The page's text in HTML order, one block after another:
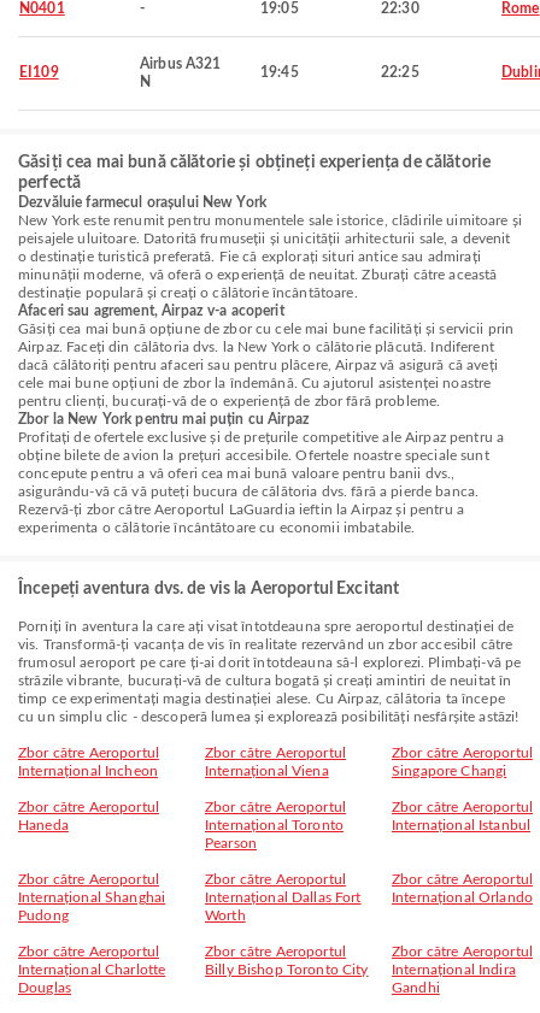
N0401 - 19:05 22:30 Rome
EI109
Airbus A321
N
19:45 22:25
Găsiți cea mai bună călătorie și obțineți experiența de călătorie
perfectă
Dezvăluie farmecul orașului New York
New York este renumit pentru monumentele sale istorice, clădirile uimitoare și
peisajele uluitoare. Datorită frumuseții și unicității arhitecturii sale, a devenit
o destinație turistică preferată. Fie că explorați situri antice sau admirați
minunății moderne, vă oferă o experiență de neuitat. Zburați către această
destinație populară și creați o călătorie încântătoare.
Afaceri sau agrement, Airpaz v-a acoperit
Găsiți cea mai bună opțiune de zbor cu cele mai bune facilități și servicii prin
Airpaz. Faceți din călătoria dvs. la New York o călătorie plăcută. Indiferent
dacă călătoriți pentru afaceri sau pentru plăcere, Airpaz vă asigură că aveți
cele mai bune opțiuni de zbor la îndemână. Cu ajutorul asistenței noastre
pentru clienți, bucurați-vă de o experiență de zbor fără probleme.
Zbor la New York pentru mai puțin cu Airpaz
Profitați de ofertele exclusive și de prețurile competitive ale Airpaz pentru a
obține bilete de avion la prețuri accesibile. Ofertele noastre speciale sunt
concepute pentru a vă oferi cea mai bună valoare pentru banii dvs.,
asigurându-vă că vă puteți bucura de călătoria dvs. fără a pierde banca.
Rezervă-ți zbor către Aeroportul LaGuardia ieftin la Airpaz și pentru a
experimenta o călătorie încântătoare cu economii imbatabile.
Începeți aventura dvs. de vis la Aeroportul Excitant
Porniți în aventura la care ați visat întotdeauna spre aeroportul destinației de
vis. Transformă-ți vacanța de vis în realitate rezervând un zbor accesibil către
frumosul aeroport pe care ți-ai dorit întotdeauna să-l explorezi. Plimbați-vă pe
străzile vibrante, bucurați-vă de cultura bogată și creați amintiri de neuitat în
timp ce experimentați magia destinației alese. Cu Airpaz, călătoria ta începe
cu un simplu clic - descoperă lumea și explorează posibilități nesfârșite astăzi!
Zbor către Aeroportul
Internațional Incheon
Zbor către Aeroportul
Internațional Viena
Zbor către Aeroportul
Singapore Changi
Zbor către Aeroportul
Haneda
Zbor către Aeroportul
Internațional Toronto
Pearson
Zbor către Aeroportul
Internațional Istanbul
Zbor către Aeroportul
Internațional Shanghai
Pudong
Zbor către Aeroportul
Internațional Dallas Fort
Worth
Zbor către Aeroportul
Internațional Orlando
Zbor către Aeroportul
Internațional Charlotte
Douglas
Zbor către Aeroportul
Billy Bishop Toronto City
Zbor către Aeroportul
Internațional Indira
Gandhi